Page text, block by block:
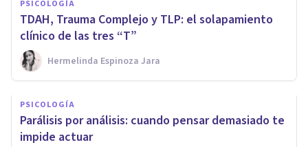
PSICOLOGÍA
TDAH, Trauma Complejo y TLP: el solapamiento
clínico de las tres “T”
Hermelinda Espinoza Jara
PSICOLOGÍA
Parálisis por análisis: cuando pensar demasiado te
impide actuar